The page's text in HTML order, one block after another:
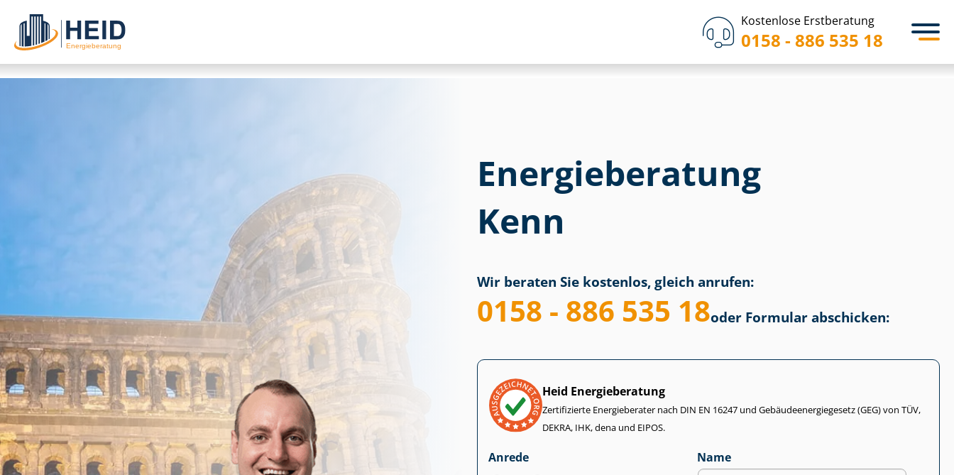
Kostenlose Erstberatung
0158 - 886 535 18
Energieberatung
Kenn
Wir beraten Sie kostenlos, gleich anrufen:
0158 - 886 535 18oder Formular abschicken:
Heid Energieberatung
Zertifizierte Energieberater nach DIN EN 16247 und Ge­bäu­de­en­er­gie­ge­setz (GEG) von TÜV,
DEKRA, IHK, dena und EIPOS.
Anrede
Name